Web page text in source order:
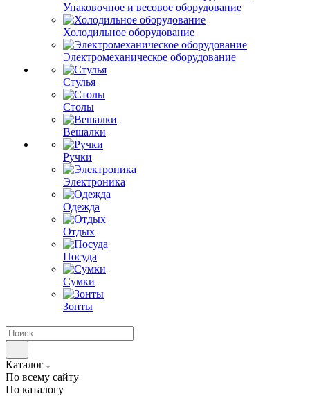
Упаковочное и весовое оборудование
Холодильное оборудование
Электромеханическое оборудование
Стулья
Столы
Вешалки
Ручки
Электроника
Одежда
Отдых
Посуда
Сумки
Зонты
Каталог
По всему сайту
По каталогу